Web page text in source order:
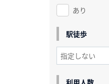
あり
駅徒歩
利用人数